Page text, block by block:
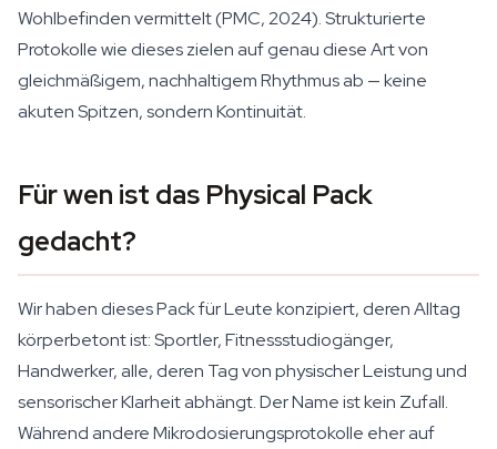
Wohlbefinden vermittelt (PMC, 2024). Strukturierte
Protokolle wie dieses zielen auf genau diese Art von
gleichmäßigem, nachhaltigem Rhythmus ab — keine
akuten Spitzen, sondern Kontinuität.
Für wen ist das Physical Pack
gedacht?
Wir haben dieses Pack für Leute konzipiert, deren Alltag
körperbetont ist: Sportler, Fitnessstudiogänger,
Handwerker, alle, deren Tag von physischer Leistung und
sensorischer Klarheit abhängt. Der Name ist kein Zufall.
Während andere Mikrodosierungsprotokolle eher auf